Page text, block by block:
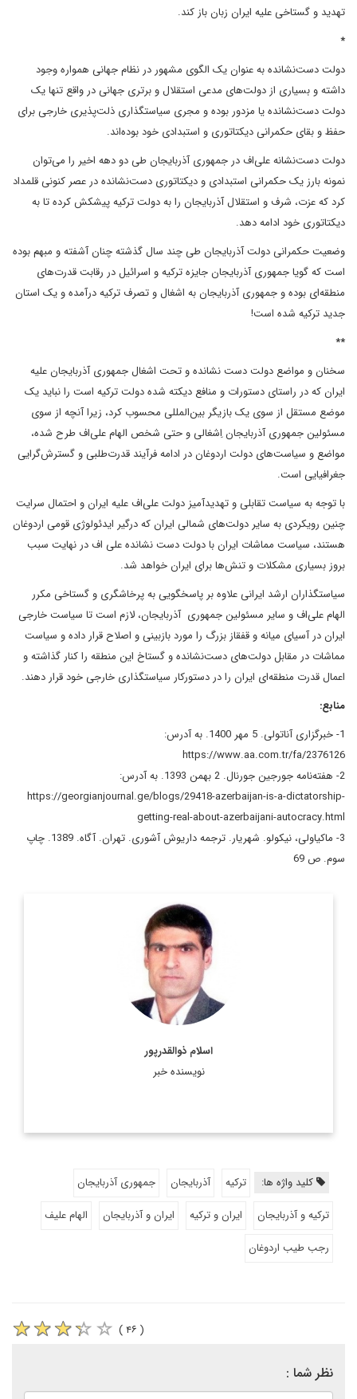
تهدید و گستاخی علیه ایران زبان باز کند.
*
دولت دست‌نشانده به عنوان یک الگوی مشهور در نظام جهانی همواره وجود
داشته و بسیاری از دولت‌های مدعی استقلال و برتری جهانی در واقع تنها یک
دولت دست‌نشانده یا مزدور بوده و مجری سیاستگذاری ذلت‌پذیری خارجی برای
حفظ و بقای حکمرانی دیکتاتوری و استبدادی خود بوده‌اند.
دولت دست‌نشانه علی‌اف در جمهوری آذربایجان طی دو دهه اخیر را می‌توان
نمونه بارز یک حکمرانی استبدادی و دیکتاتوری دست‌نشانده در عصر کنونی قلمداد
کرد که عزت، شرف و استقلال آذربایجان را به دولت ترکیه پیشکش کرده تا به
دیکتاتوری خود ادامه دهد.
وضعیت حکمرانی دولت آذربایجان طی چند سال گذشته چنان آشفته و مبهم بوده
است که گویا جمهوری آذربایجان جایزه ترکیه و اسرائیل در رقابت قدرت‌های
منطقه‌ای بوده و جمهوری آذربایجان به اشغال و تصرف ترکیه درآمده و یک استان
جدید ترکیه شده است!
**
سخنان و مواضع دولت دست نشانده و تحت اشغال جمهوری آذربایجان علیه
ایران که در راستای دستورات و منافع دیکته شده دولت ترکیه است را نباید یک
موضع مستقل از سوی یک بازیگر بین‌المللی محسوب کرد، زیرا آنچه از سوی
مسئولین جمهوری آذربایجان اِشغالی و حتی شخص الهام علی‌اف طرح شده،
مواضع و سیاست‌های دولت اردوغان در ادامه فرآیند قدرت‌طلبی و گسترش‌گرایی
جغرافیایی است.
با توجه به سیاست تقابلی و تهدیدآمیز دولت علی‌اف علیه ایران و احتمال سرایت
چنین رویکردی به سایر دولت‌های شمالی ایران که درگیر ایدئولوژی قومی اردوغان
هستند، سیاست مماشات ایران با دولت دست نشانده علی اف در نهایت سبب
بروز بسیاری مشکلات و تنش‌ها برای ایران خواهد شد.
سیاستگذاران ارشد ایرانی علاوه بر پاسخگویی به پرخاشگری و گستاخی مکرر
الهام علی‌اف و سایر مسئولین جمهوری آذربایجان، لازم است تا سیاست خارجی
ایران در آسیای میانه و قفقاز بزرگ را مورد بازبینی و اصلاح قرار داده و سیاست
مماشات در مقابل دولت‌های دست‌نشانده و گستاخ این منطقه را کنار گذاشته و
اعمال قدرت منطقه‌ای ایران را در دستورکار سیاستگذاری خارجی خود قرار دهند.
منابع:
1- خبرگزاری آناتولی. 5 مهر 1400. به آدرس:
https://www.aa.com.tr/fa/2376126
2- هفته‌نامه جورجین جورنال. 2 بهمن 1393. به آدرس:
https://georgianjournal.ge/blogs/29418-azerbaijan-is-a-dictatorship-
getting-real-about-azerbaijani-autocracy.html
3- ماکیاولی، نیکولو. شهریار. ترجمه داریوش آشوری. تهران. آگاه. 1389. چاپ
سوم. ص 69
اسلام ذوالقدرپور
نویسنده خبر
کارشناس ارشد مسائل سیاسی و بین الملل و دکترای
سیاستگذاری عمومی
اطلاعات بیشتر
کلید واژه ها: ترکیه آذربایجان
جمهوری آذربایجان
ترکیه و آذربایجان
ایران و ترکیه ایران و آذربایجان
الهام علیف
رجب طیب اردوغان
( ۴۶ )
نظر شما :